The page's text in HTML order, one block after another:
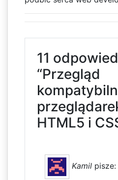
11
“Przegląd
HTML5 i
Kamil pisze: